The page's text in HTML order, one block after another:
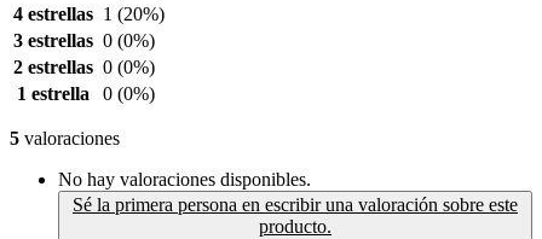
4 estrellas 1 (20%)
3 estrellas 0 (0%)
2 estrellas 0 (0%)
1 estrella
0 (0%)
5 valoraciones
No hay valoraciones disponibles.
Sé la primera persona en escribir una valoración sobre este
producto.